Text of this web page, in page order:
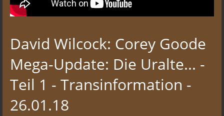
David Wilcock: Corey Goode
Mega-Update: Die Uralte... -
Teil 1 - Transinformation -
26.01.18